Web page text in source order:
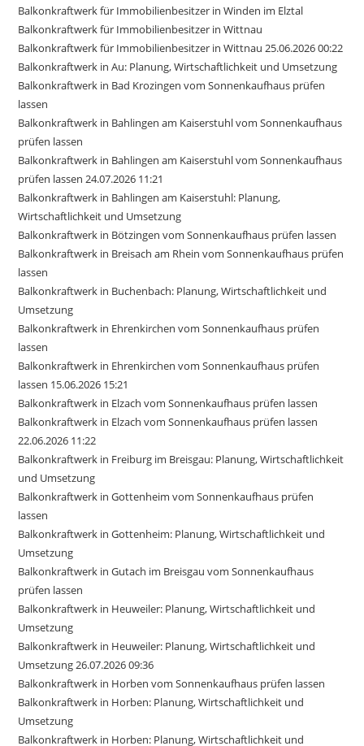
Balkonkraftwerk für Immobilienbesitzer in Winden im Elztal
Balkonkraftwerk für Immobilienbesitzer in Wittnau
Balkonkraftwerk für Immobilienbesitzer in Wittnau 25.06.2026 00:22
Balkonkraftwerk in Au: Planung, Wirtschaftlichkeit und Umsetzung
Balkonkraftwerk in Bad Krozingen vom Sonnenkaufhaus prüfen
lassen
Balkonkraftwerk in Bahlingen am Kaiserstuhl vom Sonnenkaufhaus
prüfen lassen
Balkonkraftwerk in Bahlingen am Kaiserstuhl vom Sonnenkaufhaus
prüfen lassen 24.07.2026 11:21
Balkonkraftwerk in Bahlingen am Kaiserstuhl: Planung,
Wirtschaftlichkeit und Umsetzung
Balkonkraftwerk in Bötzingen vom Sonnenkaufhaus prüfen lassen
Balkonkraftwerk in Breisach am Rhein vom Sonnenkaufhaus prüfen
lassen
Balkonkraftwerk in Buchenbach: Planung, Wirtschaftlichkeit und
Umsetzung
Balkonkraftwerk in Ehrenkirchen vom Sonnenkaufhaus prüfen
lassen
Balkonkraftwerk in Ehrenkirchen vom Sonnenkaufhaus prüfen
lassen 15.06.2026 15:21
Balkonkraftwerk in Elzach vom Sonnenkaufhaus prüfen lassen
Balkonkraftwerk in Elzach vom Sonnenkaufhaus prüfen lassen
22.06.2026 11:22
Balkonkraftwerk in Freiburg im Breisgau: Planung, Wirtschaftlichkeit
und Umsetzung
Balkonkraftwerk in Gottenheim vom Sonnenkaufhaus prüfen
lassen
Balkonkraftwerk in Gottenheim: Planung, Wirtschaftlichkeit und
Umsetzung
Balkonkraftwerk in Gutach im Breisgau vom Sonnenkaufhaus
prüfen lassen
Balkonkraftwerk in Heuweiler: Planung, Wirtschaftlichkeit und
Umsetzung
Balkonkraftwerk in Heuweiler: Planung, Wirtschaftlichkeit und
Umsetzung 26.07.2026 09:36
Balkonkraftwerk in Horben vom Sonnenkaufhaus prüfen lassen
Balkonkraftwerk in Horben: Planung, Wirtschaftlichkeit und
Umsetzung
Balkonkraftwerk in Horben: Planung, Wirtschaftlichkeit und